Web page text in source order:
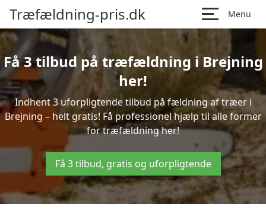
Træfældning-pris.dk Menu
Få 3 tilbud på træfældning i Brejning
her!
Indhent 3 uforpligtende tilbud på fældning af træer i
Brejning – helt gratis! Få professionel hjælp til alle former
for træfældning her!
Få 3 tilbud, gratis og uforpligtende